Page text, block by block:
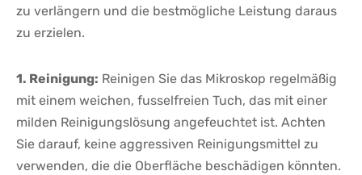
zu verlängern und die bestmögliche Leistung daraus
zu erzielen.
1. Reinigung: Reinigen Sie das Mikroskop regelmäßig‌
mit einem weichen, fusselfreien⁣ Tuch, das mit einer
milden Reinigungslösung angefeuchtet ist. Achten
Sie darauf, keine aggressiven Reinigungsmittel zu
verwenden, die die Oberfläche beschädigen könnten.